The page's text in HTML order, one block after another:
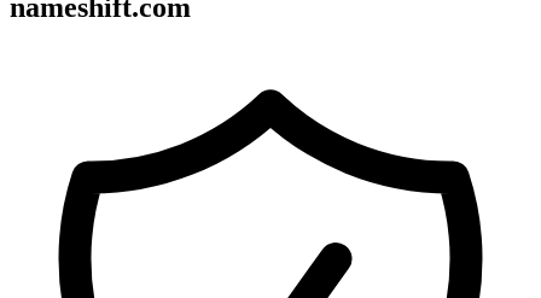
nameshift.com